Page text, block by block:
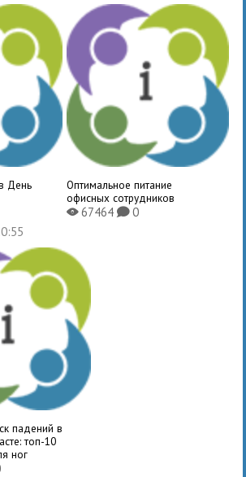
День
Оптимальное питание
офисных сотрудников
X67464 K0
падений в
топ-10
ног